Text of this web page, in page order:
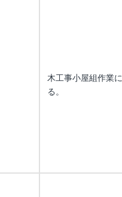
木工事小屋組作業
る。